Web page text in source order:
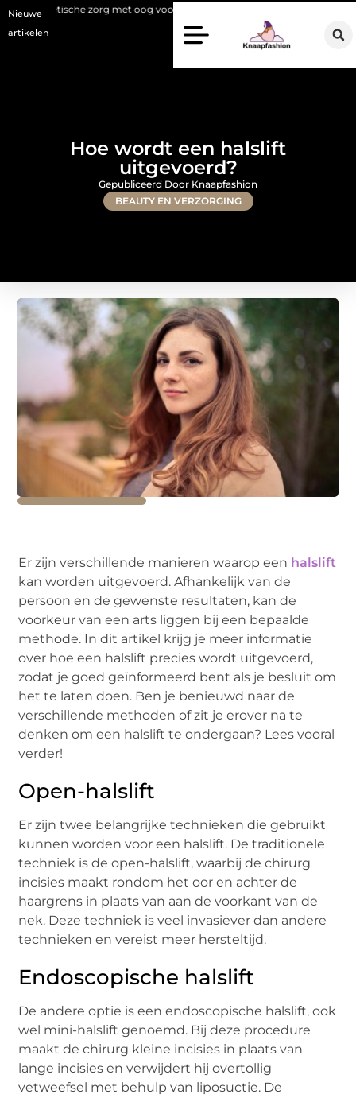
Nieuwe
artikelen
zorg met oog voor natuurlijke resultaten
Hoe wordt een halslift
uitgevoerd?
BEAUTY EN VERZORGING
Gepubliceerd Door Knaapfashion
Er zijn verschillende manieren waarop een halslift
kan worden uitgevoerd. Afhankelijk van de
persoon en de gewenste resultaten, kan de
voorkeur van een arts liggen bij een bepaalde
methode. In dit artikel krijg je meer informatie
over hoe een halslift precies wordt uitgevoerd,
zodat je goed geïnformeerd bent als je besluit om
het te laten doen. Ben je benieuwd naar de
verschillende methoden of zit je erover na te
denken om een halslift te ondergaan? Lees vooral
verder!
Open-halslift
Er zijn twee belangrijke technieken die gebruikt
kunnen worden voor een halslift. De traditionele
techniek is de open-halslift, waarbij de chirurg
incisies maakt rondom het oor en achter de
haargrens in plaats van aan de voorkant van de
nek. Deze techniek is veel invasiever dan andere
technieken en vereist meer hersteltijd.
Endoscopische halslift
De andere optie is een endoscopische halslift, ook
wel mini-halslift genoemd. Bij deze procedure
maakt de chirurg kleine incisies in plaats van
lange incisies en verwijdert hij overtollig
vetweefsel met behulp van liposuctie. De